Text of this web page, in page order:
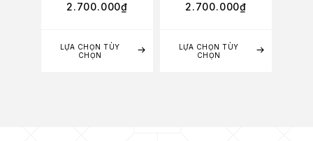
LỰA CHỌN TÙY
CHỌN
2.700.000₫
LỰA CHỌN TÙY
CHỌN
2.700.000₫